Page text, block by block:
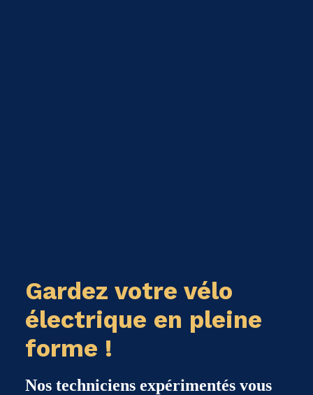
Gardez votre vélo
électrique en pleine
forme !
Nos techniciens expérimentés vous